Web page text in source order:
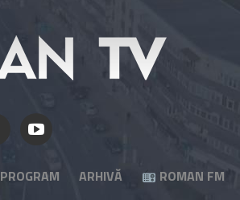
PROGRAM ARHIVĂ ROMAN FM